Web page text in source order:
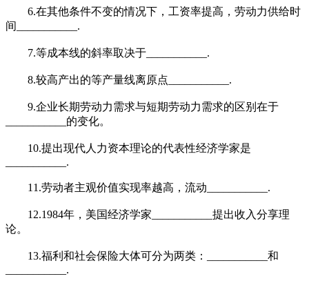
6.在其他条件不变的情况下，工资率提高，劳动力供给时
间___________.
7.等成本线的斜率取决于___________.
8.较高产出的等产量线离原点___________.
9.企业长期劳动力需求与短期劳动力需求的区别在于
___________的变化。
10.提出现代人力资本理论的代表性经济学家是
___________.
11.劳动者主观价值实现率越高，流动___________.
12.1984年，美国经济学家___________提出收入分享理
论。
13.福利和社会保险大体可分为两类：___________和
___________.